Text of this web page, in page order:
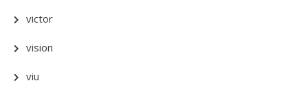
victor
vision
viu